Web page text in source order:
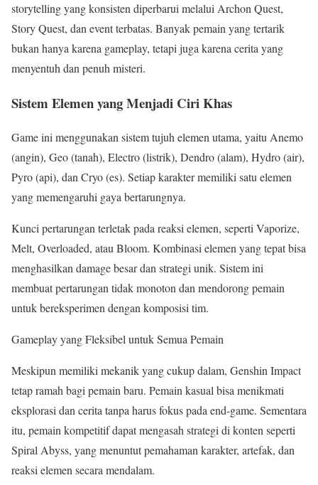
storytelling yang konsisten diperbarui melalui Archon Quest,
Story Quest, dan event terbatas. Banyak pemain yang tertarik
bukan hanya karena gameplay, tetapi juga karena cerita yang
menyentuh dan penuh misteri.
Sistem Elemen yang Menjadi Ciri Khas
Game ini menggunakan sistem tujuh elemen utama, yaitu Anemo
(angin), Geo (tanah), Electro (listrik), Dendro (alam), Hydro (air),
Pyro (api), dan Cryo (es). Setiap karakter memiliki satu elemen
yang memengaruhi gaya bertarungnya.
Kunci pertarungan terletak pada reaksi elemen, seperti Vaporize,
Melt, Overloaded, atau Bloom. Kombinasi elemen yang tepat bisa
menghasilkan damage besar dan strategi unik. Sistem ini
membuat pertarungan tidak monoton dan mendorong pemain
untuk bereksperimen dengan komposisi tim.
Gameplay yang Fleksibel untuk Semua Pemain
Meskipun memiliki mekanik yang cukup dalam, Genshin Impact
tetap ramah bagi pemain baru. Pemain kasual bisa menikmati
eksplorasi dan cerita tanpa harus fokus pada end-game. Sementara
itu, pemain kompetitif dapat mengasah strategi di konten seperti
Spiral Abyss, yang menuntut pemahaman karakter, artefak, dan
reaksi elemen secara mendalam.